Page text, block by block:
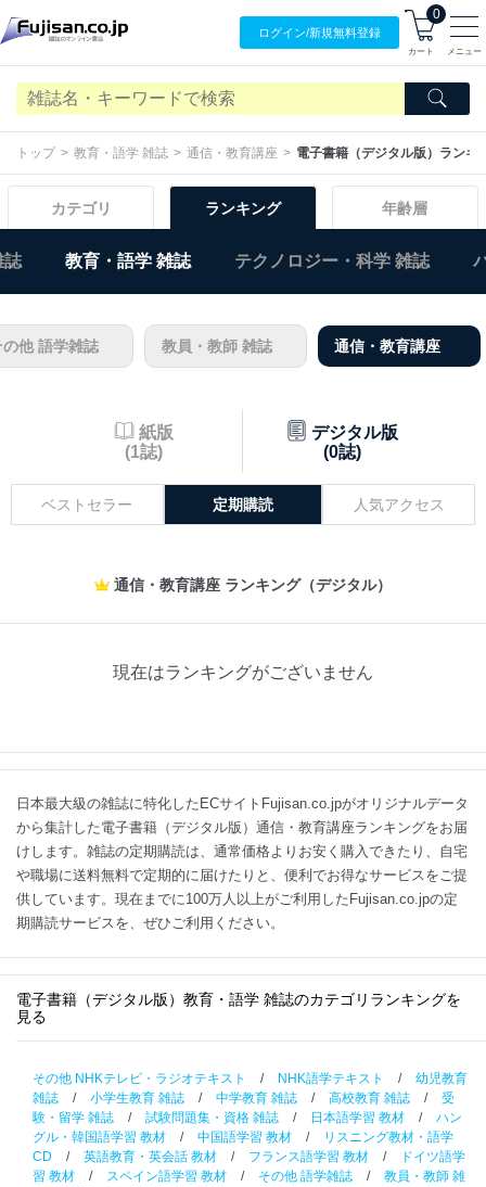
ログイン/新規無料登録
0
カート メニュー
トップ 教育・語学 雑誌 通信・教育講座 電子書籍（デジタル版）ランキ
カテゴリ ランキング 年齢層
誌 教育・語学 雑誌 テクノロジー・科学 雑誌
の他 語学雑誌 教員・教師 雑誌 通信・教育講座
紙版
(1誌)
デジタル版
(0誌)
ベストセラー 定期購読 人気アクセス
通信・教育講座 ランキング（デジタル）
現在はランキングがございません
日本最大級の雑誌に特化したECサイトFujisan.co.jpがオリジナルデータ
から集計した電子書籍（デジタル版）通信・教育講座ランキングをお届
けします。雑誌の定期購読は、通常価格よりお安く購入できたり、自宅
や職場に送料無料で定期的に届けたりと、便利でお得なサービスをご提
供しています。現在までに100万人以上がご利用したFujisan.co.jpの定
期購読サービスを、ぜひご利用ください。
電子書籍（デジタル版）教育・語学 雑誌のカテゴリランキングを
見る
その他 NHKテレビ・ラジオテキスト / NHK語学テキスト /
幼児教育
雑誌
/ 小学生教育 雑誌 / 中学教育 雑誌 / 高校教育 雑誌 /
受
験・留学 雑誌
/ 試験問題集・資格 雑誌 / 日本語学習 教材 /
ハン
グル・韓国語学習 教材
/ 中国語学習 教材 /
リスニング教材・語学
CD
/ 英語教育・英会話 教材 / フランス語学習 教材 /
ドイツ語学
習 教材
/ スペイン語学習 教材 / その他 語学雑誌 /
教員・教師 雑